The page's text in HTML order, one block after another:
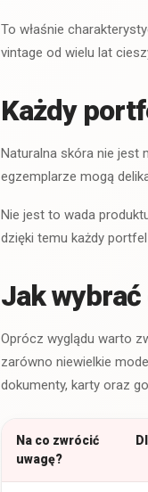
To właśnie
vintage od wielu lat
Każdy
Naturalna skóra nie jest
egzemplarze mogą
Nie jest to wada
dzięki temu każdy
Jak
Oprócz wyglądu warto
zarówno niewielkie
dokumenty, karty oraz
Na co zwrócić
uwagę?